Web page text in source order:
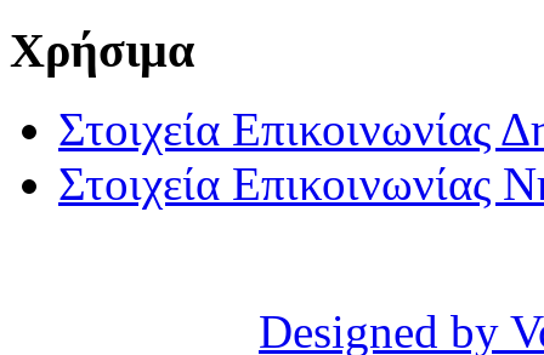
Χρήσιμα
Στοιχεία Επικοινωνίας
Στοιχεία Επικοινωνίας
Designed by